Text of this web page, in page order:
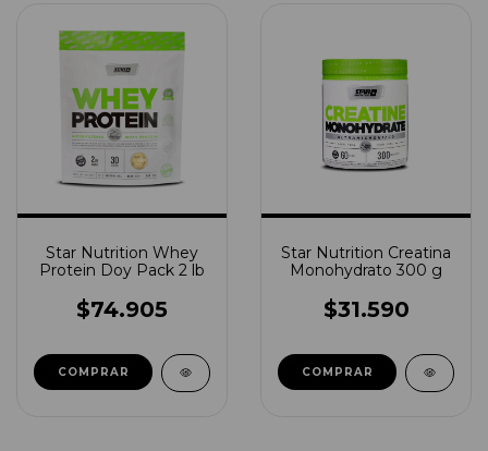
Star Nutrition Whey
Protein Doy Pack 2 lb
$74.905
COMPRAR
Star Nutrition Creatina
Monohydrato 300 g
$31.590